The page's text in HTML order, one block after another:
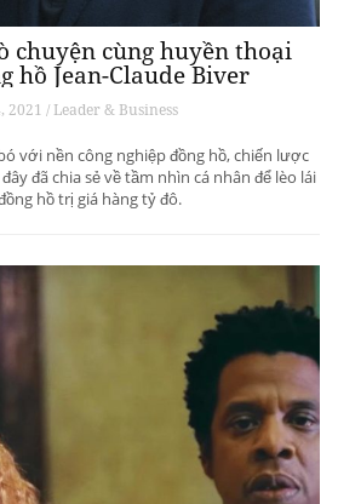
chuyện cùng huyền thoại
hồ Jean-Claude Biver
2021 / Leader & Business
với nền công nghiệp đồng hồ, chiến lược
đã chia sẻ về tầm nhìn cá nhân để lèo lái
hồ trị giá hàng tỷ đô.